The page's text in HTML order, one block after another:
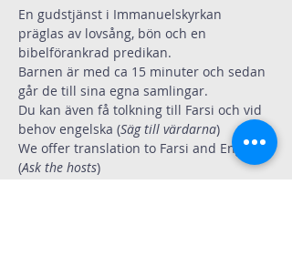
En gudstjänst i Immanuelskyrkan
präglas av lovsång, bön och en
bibelförankrad predikan.
Barnen är med ca 15 minuter och sedan
går de till sina egna samlingar.
Du kan även få tolkning till Farsi och vid
behov engelska (Säg till värdarna)
We offer translation to Farsi and English
(Ask the hosts)